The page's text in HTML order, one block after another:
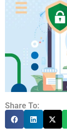
Share To: